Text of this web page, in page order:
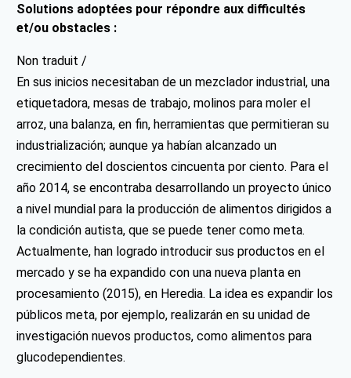
Solutions adoptées pour répondre aux difficultés
et/ou obstacles :
Non traduit /
En sus inicios necesitaban de un mezclador industrial, una
etiquetadora, mesas de trabajo, molinos para moler el
arroz, una balanza, en fin, herramientas que permitieran su
industrialización; aunque ya habían alcanzado un
crecimiento del doscientos cincuenta por ciento. Para el
año 2014, se encontraba desarrollando un proyecto único
a nivel mundial para la producción de alimentos dirigidos a
la condición autista, que se puede tener como meta.
Actualmente, han logrado introducir sus productos en el
mercado y se ha expandido con una nueva planta en
procesamiento (2015), en Heredia. La idea es expandir los
públicos meta, por ejemplo, realizarán en su unidad de
investigación nuevos productos, como alimentos para
glucodependientes.